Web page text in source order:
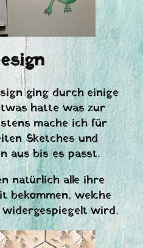
ging durch einige
hatte was zur
mache ich für
Sketches und
aus bis es passt.
natürlich alle ihre
bekommen, welche
wird.